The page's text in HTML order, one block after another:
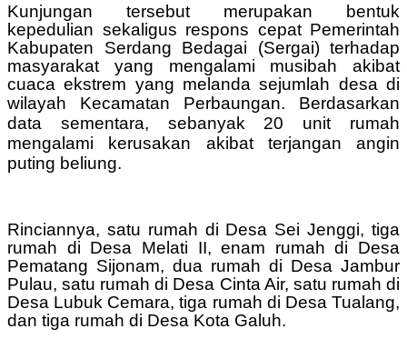
Kunjungan tersebut merupakan bentuk
kepedulian sekaligus respons cepat Pemerintah
Kabupaten Serdang Bedagai (Sergai) terhadap
masyarakat yang mengalami musibah akibat
cuaca ekstrem yang melanda sejumlah desa di
wilayah Kecamatan Perbaungan. Berdasarkan
data sementara, sebanyak 20 unit rumah
mengalami kerusakan akibat terjangan angin
puting beliung.
Rinciannya, satu rumah di Desa Sei Jenggi, tiga
rumah di Desa Melati II, enam rumah di Desa
Pematang Sijonam, dua rumah di Desa Jambur
Pulau, satu rumah di Desa Cinta Air, satu rumah di
Desa Lubuk Cemara, tiga rumah di Desa Tualang,
dan tiga rumah di Desa Kota Galuh.